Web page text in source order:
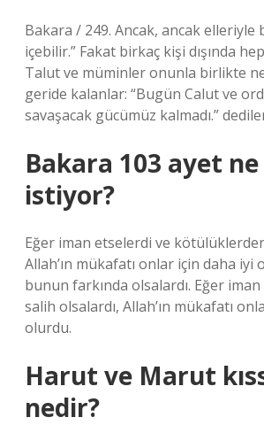
Bakara / 249. Ancak, ancak elleriyle
içebilir.” Fakat birkaç kişi dışında
Talut ve müminler onunla birlikte
geride kalanlar: “Bugün Calut ve
savaşacak gücümüz kalmadı.”
Bakara 103 ayet
istiyor?
Eğer iman etselerdi ve
Allah’ın mükafatı onlar için daha iyi
bunun farkında olsalardı. Eğer
salih olsalardı, Allah’ın mükafatı
olurdu.
Harut ve Marut
nedir?